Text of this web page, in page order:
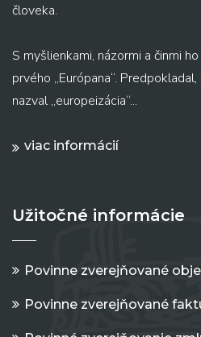
človeka.
S myšlienkami, názormi a činmi
prvého „Európana“.
nazval „europeizácia“...
viac informácií
Užitočné informácie
Povinne zverejňované
Povinne zverejňované